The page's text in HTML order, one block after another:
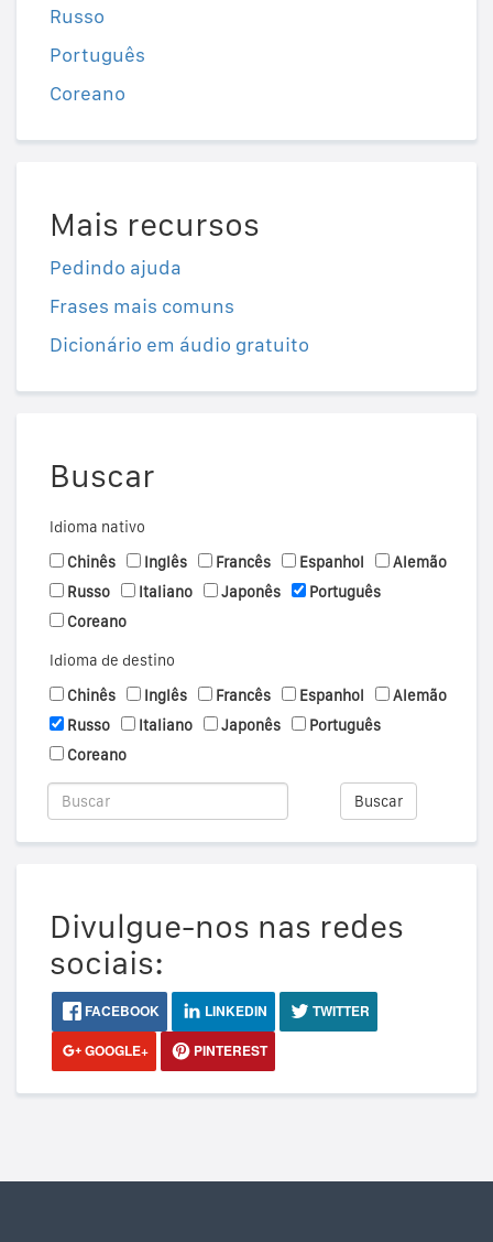
Russo
Português
Coreano
Mais recursos
Pedindo ajuda
Frases mais comuns
Dicionário em áudio gratuito
Buscar
Idioma nativo
Chinês
Inglês Francês Espanhol
Alemão
Russo
Italiano Japonês
Português
Coreano
Idioma de destino
Chinês
Inglês Francês Espanhol
Alemão
Russo
Italiano Japonês
Português
Coreano
Buscar
Divulgue-nos nas redes
sociais:
FACEBOOK LINKEDIN
TWITTER
GOOGLE+
PINTEREST